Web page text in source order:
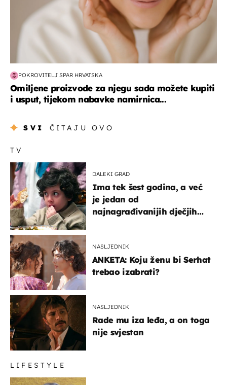
POKROVITELJ SPAR HRVATSKA
Omiljene proizvode za njegu sada možete kupiti
i usput, tijekom nabavke namirnica...
SVI ČITAJU OVO
TV
DALEKI GRAD
Ima tek šest godina, a već
je jedan od
najnagrađivanijih dječjih
NASLJEDNIK
ANKETA: Koju ženu bi Serhat
trebao izabrati?
NASLJEDNIK
Rade mu iza leđa, a on toga
nije svjestan
LIFESTYLE